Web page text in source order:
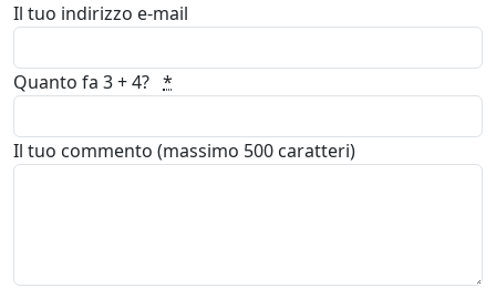
Il tuo indirizzo e-mail
Quanto fa 3 + 4? *
Il tuo commento (massimo 500 caratteri)